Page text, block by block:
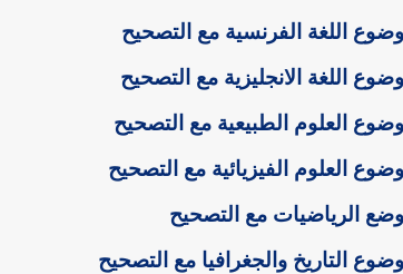
اللغة الفرنسية مع التصحيح
اللغة الانجليزية مع التصحيح
العلوم الطبيعية مع التصحيح
العلوم الفيزيائية مع التصحيح
الرياضيات مع التصحيح
التاريخ والجغرافيا مع التصحيح